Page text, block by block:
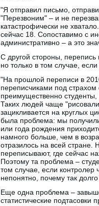
"Я отправил письмо,
"Перезвоним" – и не
катастрофически не
сейчас 18. Сопоставимо с
административно – а это
С другой стороны,
но только в том случае,
"На прошлой переписи в
переписчиками под
преимущественно
Таких людей чаще
зацикливается на круглых
была проблема: мы
или года рождения
намного больше, чем в
отразилось на всей стране.
переписывают, где сейчас
Поэтому та проблема –
том случае, если
непонятно, почему так
Еще одна проблема –
статистические подтасовки